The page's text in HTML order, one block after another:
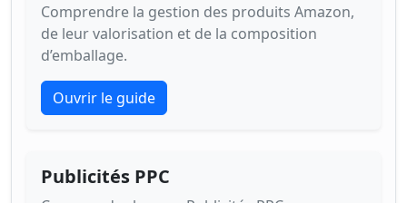
Comprendre la gestion des produits Amazon,
de leur valorisation et de la composition
d’emballage.
Ouvrir le guide
Publicités PPC